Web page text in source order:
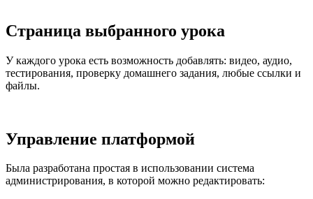
Страница выбранного урока
У каждого урока есть возможность добавлять: видео, аудио,
тестирования, проверку домашнего задания, любые ссылки и
файлы.
Управление платформой
Была разработана простая в использовании система
администрирования, в которой можно редактировать: